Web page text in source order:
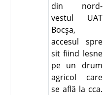
din nord-
vestul UAT
Bocşa,
accesul spre
sit fiind lesne
pe un drum
agricol care
se află la cca.